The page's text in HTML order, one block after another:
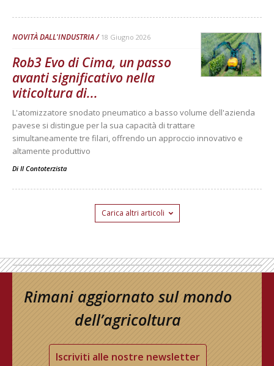
NOVITÀ DALL'INDUSTRIA 18 Giugno 2026
Rob3 Evo di Cima, un passo
avanti significativo nella
viticoltura di...
L'atomizzatore snodato pneumatico a basso volume dell'azienda
pavese si distingue per la sua capacità di trattare
simultaneamente tre filari, offrendo un approccio innovativo e
altamente produttivo
Di Il Contoterzista
Carica altri articoli
Rimani aggiornato sul mondo
dell’agricoltura
Iscriviti alle nostre newsletter